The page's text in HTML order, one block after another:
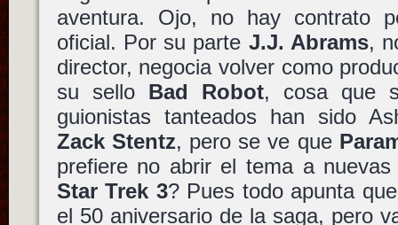
aventura. Ojo, no hay contrato
oficial. Por su parte J.J. Abrams,
director, negocia volver como
su sello Bad Robot, cosa que
guionistas tanteados han sido
Zack Stentz, pero se ve que
prefiere no abrir el tema a
Star Trek 3? Pues todo apunta
el 50 aniversario de la saga, pero